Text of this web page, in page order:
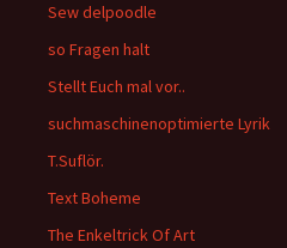
Sew delpoodle
so Fragen halt
Stellt Euch mal vor..
suchmaschinenoptimierte Lyrik
T.Suflör.
Text Boheme
The Enkeltrick Of Art